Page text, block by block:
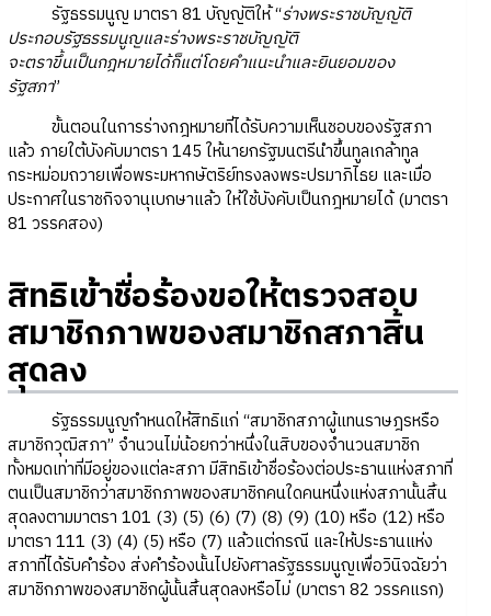
รัฐธรรมนูญ มาตรา 81 บัญญัติให้ “ร่างพระราชบัญญัติ
ประกอบรัฐธรรมนูญและร่างพระราชบัญญัติ
จะตราขึ้นเป็นกฎหมายได้ก็แต่โดยคำแนะนำและยินยอมของ
รัฐสภา”
ขั้นตอนในการร่างกฎหมายที่ได้รับความเห็นชอบของรัฐสภา
แล้ว ภายใต้บังคับมาตรา 145 ให้นายกรัฐมนตรีนำขึ้นทูลเกล้าทูล
กระหม่อมถวายเพื่อพระมหากษัตริย์ทรงลงพระปรมาภิไธย และเมื่อ
ประกาศในราชกิจจานุเบกษาแล้ว ให้ใช้บังคับเป็นกฎหมายได้ (มาตรา
81 วรรคสอง)
สิทธิเข้าชื่อร้องขอให้ตรวจสอบ
สมาชิกภาพของสมาชิกสภาสิ้น
สุดลง
รัฐธรรมนูญกำหนดให้สิทธิแก่ “สมาชิกสภาผู้แทนราษฎรหรือ
สมาชิกวุฒิสภา” จำนวนไม่น้อยกว่าหนึ่งในสิบของจำนวนสมาชิก
ทั้งหมดเท่าที่มีอยู่ของแต่ละสภา มีสิทธิเข้าชื่อร้องต่อประธานแห่งสภาที่
ตนเป็นสมาชิกว่าสมาชิกภาพของสมาชิกคนใดคนหนึ่งแห่งสภานั้นสิ้น
สุดลงตามมาตรา 101 (3) (5) (6) (7) (8) (9) (10) หรือ (12) หรือ
มาตรา 111 (3) (4) (5) หรือ (7) แล้วแต่กรณี และให้ประธานแห่ง
สภาที่ได้รับคำร้อง ส่งคำร้องนั้นไปยังศาลรัฐธรรมนูญเพื่อวินิจฉัยว่า
สมาชิกภาพของสมาชิกผู้นั้นสิ้นสุดลงหรือไม่ (มาตรา 82 วรรคแรก)